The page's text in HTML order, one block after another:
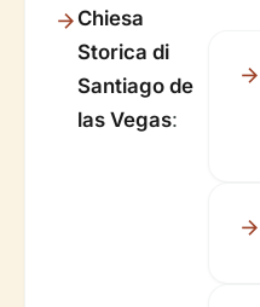
Chiesa
Storica di
Santiago de
las Vegas: